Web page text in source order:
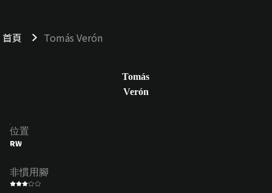
首頁 Tomás Verón
Tomás
Verón
位置
RW
非慣用腳